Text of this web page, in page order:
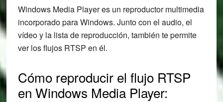
Windows Media Player es un reproductor multimedia
incorporado para Windows. Junto con el audio, el
vídeo y la lista de reproducción, también te permite
ver los flujos RTSP en él.
Cómo reproducir el flujo RTSP
en Windows Media Player: